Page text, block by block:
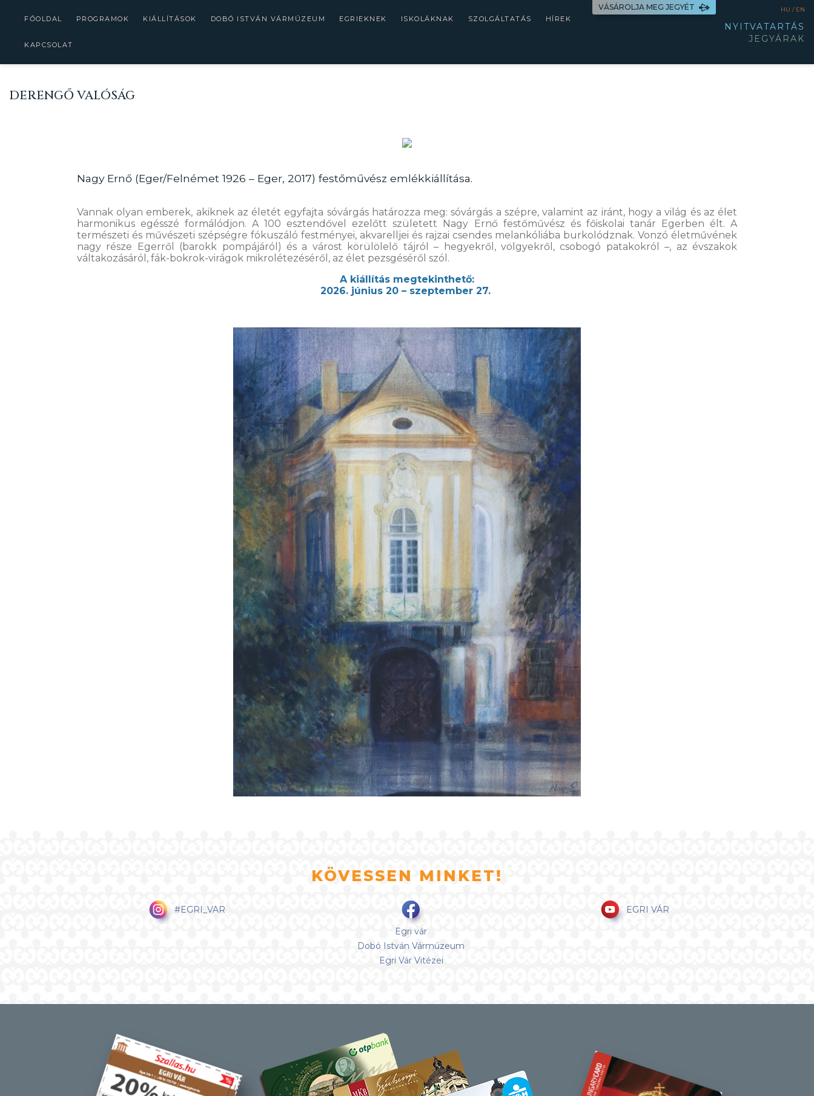
FŐOLDAL PROGRAMOK KIÁLLÍTÁSOK DOBÓ ISTVÁN VÁRMÚZEUM EGRIEKNEK ISKOLÁKNAK SZOLGÁLTATÁS HÍREK
KAPCSOLAT
VÁSÁROLJA MEG JEGYÉT HU / EN
NYITVATARTÁS
JEGYÁRAK
DERENGŐ VALÓSÁG
Nagy Ernő (Eger/Felnémet 1926 – Eger, 2017) festőművész emlékkiállítása.
Vannak olyan emberek, akiknek az életét egyfajta sóvárgás határozza meg: sóvárgás a szépre, valamint az iránt, hogy a világ és az élet
harmonikus egésszé formálódjon. A 100 esztendővel ezelőtt született Nagy Ernő festőművész és főiskolai tanár Egerben élt. A
természeti és művészeti szépségre fókuszáló festményei, akvarelljei és rajzai csendes melankóliába burkolódznak. Vonzó életművének
nagy része Egerről (barokk pompájáról) és a várost körülölelő tájról – hegyekről, völgyekről, csobogó patakokról –, az évszakok
váltakozásáról, fák-bokrok-virágok mikrolétezéséről, az élet pezsgéséről szól.
A kiállítás megtekinthető:
2026. június 20 – szeptember 27.
KÖVESSEN MINKET!
#EGRI_VAR
Egri vár
Dobó István Vármúzeum
Egri Vár Vitézei
EGRI VÁR